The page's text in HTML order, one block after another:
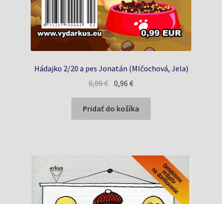
Hádajko 2/20 a pes Jonatán (Mlčochová, Jela)
0,99€ Pôvodná
cena
bola:
0,99 €.
0,96€Aktuálna
cena
je:
0,96 €.
Pridať do košíka